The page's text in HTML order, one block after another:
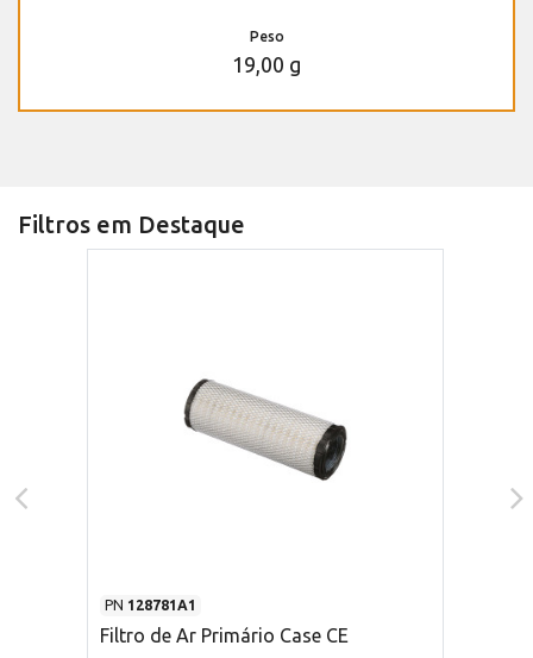
Peso
19,00 g
Filtros em Destaque
PN 128781A1
Filtro de Ar Primário Case CE